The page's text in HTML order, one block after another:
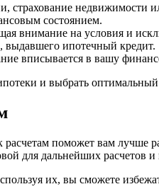
страхование недвижимости
состоянием.
внимание на условия и
выдавшего ипотечный кредит.
вписывается в вашу
и выбрать оптимальный
поможет вам лучше
для дальнейших
их, вы сможете